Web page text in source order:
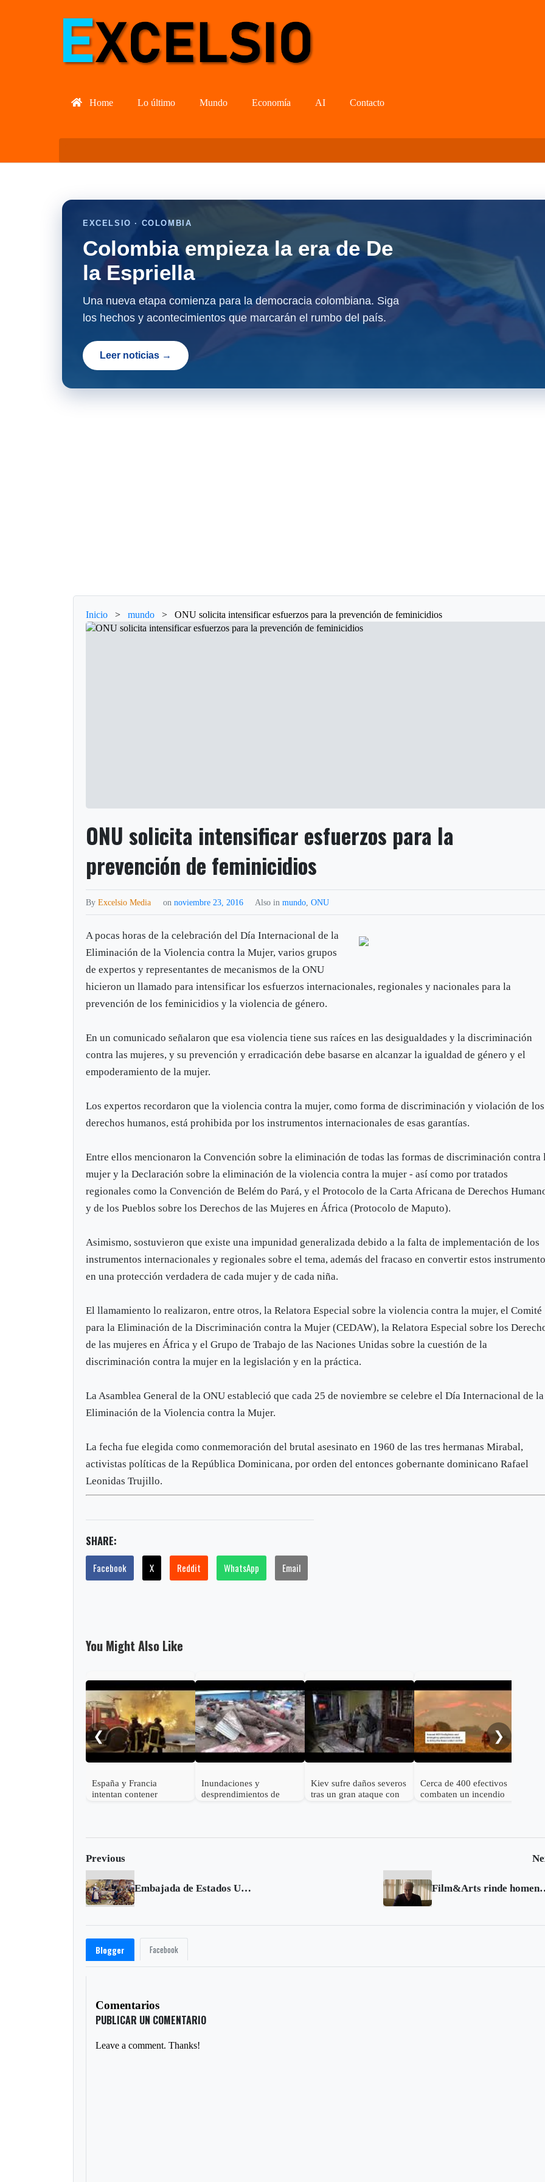
Home Lo último Mundo Economía AI Contacto
EXCELSIO · COLOMBIA
Colombia empieza la era de De
la Espriella
Una nueva etapa comienza para la democracia colombiana. Siga
los hechos y acontecimientos que marcarán el rumbo del país.
Leer noticias →
Inicio > mundo > ONU solicita intensificar esfuerzos para la prevención de feminicidios
ONU solicita intensificar esfuerzos para la
prevención de feminicidios
ByExcelsio Media onnoviembre 23, 2016 Also inmundo ,ONU
A pocas horas de la celebración del Día Internacional de la
Eliminación de la Violencia contra la Mujer, varios grupos
de expertos y representantes de mecanismos de la ONU
hicieron un llamado para intensificar los esfuerzos internacionales, regionales y nacionales para la
prevención de los feminicidios y la violencia de género.
En un comunicado señalaron que esa violencia tiene sus raíces en las desigualdades y la discriminación
contra las mujeres, y su prevención y erradicación debe basarse en alcanzar la igualdad de género y el
empoderamiento de la mujer.
Los expertos recordaron que la violencia contra la mujer, como forma de discriminación y violación de los
derechos humanos, está prohibida por los instrumentos internacionales de esas garantías.
Entre ellos mencionaron la Convención sobre la eliminación de todas las formas de discriminación contra
mujer y la Declaración sobre la eliminación de la violencia contra la mujer - así como por tratados
regionales como la Convención de Belém do Pará, y el Protocolo de la Carta Africana de Derechos
y de los Pueblos sobre los Derechos de las Mujeres en África (Protocolo de Maputo).
Asimismo, sostuvieron que existe una impunidad generalizada debido a la falta de implementación de los
instrumentos internacionales y regionales sobre el tema, además del fracaso en convertir estos
en una protección verdadera de cada mujer y de cada niña.
El llamamiento lo realizaron, entre otros, la Relatora Especial sobre la violencia contra la mujer, el Comité
para la Eliminación de la Discriminación contra la Mujer (CEDAW), la Relatora Especial sobre los
de las mujeres en África y el Grupo de Trabajo de las Naciones Unidas sobre la cuestión de la
discriminación contra la mujer en la legislación y en la práctica.
La Asamblea General de la ONU estableció que cada 25 de noviembre se celebre el Día Internacional de la
Eliminación de la Violencia contra la Mujer.
La fecha fue elegida como conmemoración del brutal asesinato en 1960 de las tres hermanas Mirabal,
activistas políticas de la República Dominicana, por orden del entonces gobernante dominicano Rafael
Leonidas Trujillo.
SHARE:
Facebook X Reddit WhatsApp Email
You Might Also Like
❮
España y Francia
intentan contener
evacúan
Inundaciones y
desprendimientos de
Kiev sufre daños severos
tras un gran ataque con
Cerca de 400 efectivos
combaten un incendio
❯
Previous
Embajada de Estados Unidos cierra por Día de Acción de Gracias Film&Arts rinde
Blogger Facebook
Comentarios
PUBLICAR UN COMENTARIO
Leave a comment. Thanks!